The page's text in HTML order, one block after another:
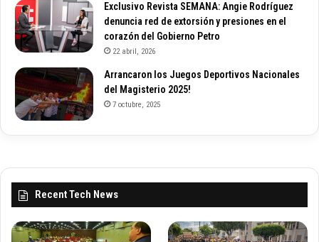
Exclusivo Revista SEMANA: Angie Rodríguez
denuncia red de extorsión y presiones en el
corazón del Gobierno Petro
22 abril, 2026
Arrancaron los Juegos Deportivos Nacionales
del Magisterio 2025!
7 octubre, 2025
Recent Tech News